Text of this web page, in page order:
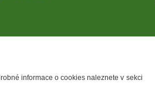
informace o cookies naleznete v sekci